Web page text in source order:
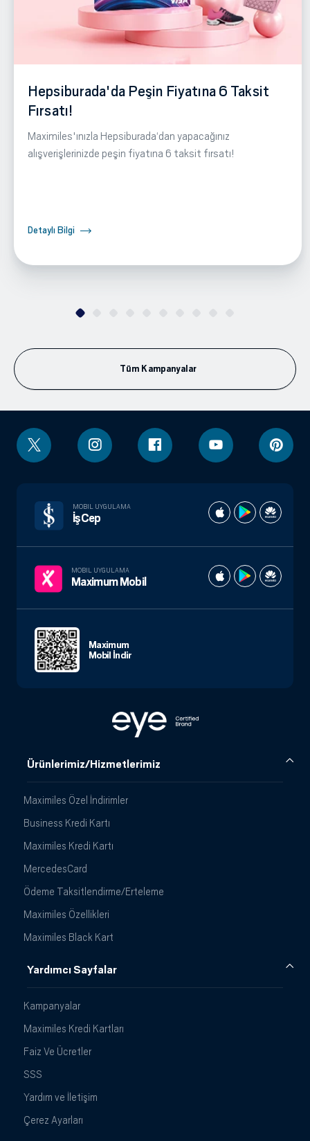
Hepsiburada'da Peşin Fiyatına 6 Taksit
Fırsatı!
Maximiles'ınızla Hepsiburada‘dan yapacağınız
alışverişlerinizde peşin fiyatına 6 taksit fırsatı!
Detaylı Bilgi
Tüm Kampanyalar
Ürünlerimiz/Hizmetlerimiz
Maximiles Özel İndirimler
Business Kredi Kartı
Maximiles Kredi Kartı
MercedesCard
Ödeme Taksitlendirme/Erteleme
Maximiles Özellikleri
Maximiles Black Kart
Yardımcı Sayfalar
Kampanyalar
Maximiles Kredi Kartları
Faiz Ve Ücretler
SSS
Yardım ve İletişim
Çerez Ayarları
MOBIL UYGULAMA
İşCep
MOBIL UYGULAMA
Maximum Mobil
Maximum
Mobil İndir